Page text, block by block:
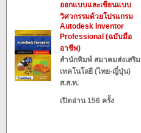
ออกแบบและเขียนแบบ
วิศวกรรมด้วยโปรแกรม
Autodesk Inventor
Professional (ฉบับมือ
อาชีพ)
สำนักพิมพ์ สมาคมส่งเสริม
เทคโนโลยี (ไทย-ญี่ปุ่น)
ส.ส.ท.
เปิดอ่าน 156 ครั้ง